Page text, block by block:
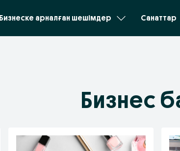
Бизнеске арналған шешімдер Санаттар
Бизнес